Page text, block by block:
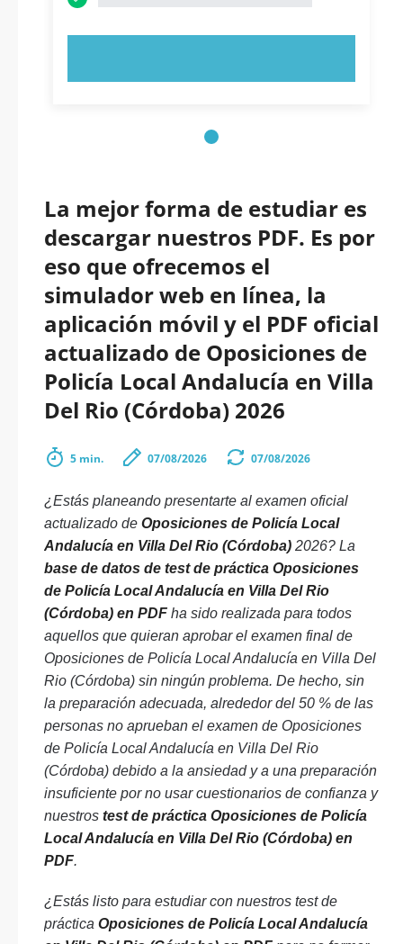
La mejor forma de estudiar es
descargar nuestros PDF. Es por
eso que ofrecemos el
simulador web en línea, la
aplicación móvil y el PDF oficial
actualizado de Oposiciones de
Policía Local Andalucía en Villa
Del Rio (Córdoba) 2026
5 min. 07/08/2026 07/08/2026
¿Estás planeando presentarte al examen oficial
actualizado de Oposiciones de Policía Local
Andalucía en Villa Del Rio (Córdoba) 2026? La
base de datos de test de práctica Oposiciones
de Policía Local Andalucía en Villa Del Rio
(Córdoba) en PDF ha sido realizada para todos
aquellos que quieran aprobar el examen final de
Oposiciones de Policía Local Andalucía en Villa Del
Rio (Córdoba) sin ningún problema. De hecho, sin
la preparación adecuada, alrededor del 50 % de las
personas no aprueban el examen de Oposiciones
de Policía Local Andalucía en Villa Del Rio
(Córdoba) debido a la ansiedad y a una preparación
insuficiente por no usar cuestionarios de confianza y
nuestros test de práctica Oposiciones de Policía
Local Andalucía en Villa Del Rio (Córdoba) en
PDF.
¿Estás listo para estudiar con nuestros test de
práctica Oposiciones de Policía Local Andalucía